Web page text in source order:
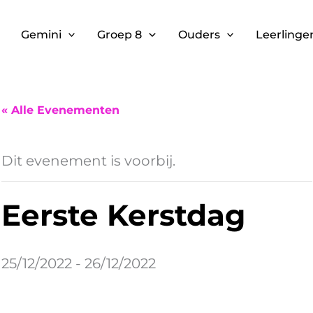
Gemini Groep 8 Ouders
« Alle Evenementen
Dit evenement is voorbij.
Eerste Kerstdag
25/12/2022- 26/12/2022